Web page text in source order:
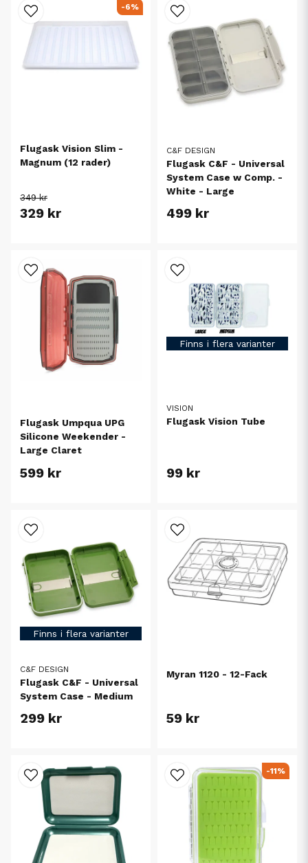
Flugask Vision Slim -
Magnum (12 rader)
349 kr
329 kr
-6%
C&F DESIGN
Flugask C&F - Universal
System Case w Comp. -
White - Large
499 kr
Flugask Umpqua UPG
Silicone Weekender -
Large Claret
599 kr
Finns i flera varianter
VISION
Flugask Vision Tube
99 kr
Finns i flera varianter
C&F DESIGN
Flugask C&F - Universal
System Case - Medium
299 kr
Myran 1120 - 12-Fack
59 kr
-11%